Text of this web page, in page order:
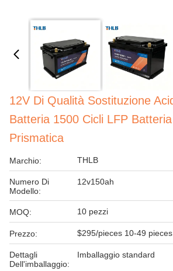
12V Di Qualità Sostituzione
Batteria 1500 Cicli LFP
Prismatica
Marchio: THLB
Numero Di
Modello:
12v150ah
MOQ: 10 pezzi
Prezzo: $295/pieces 10-49 pieces
Dettagli
Dell'imballaggio:
Imballaggio standard